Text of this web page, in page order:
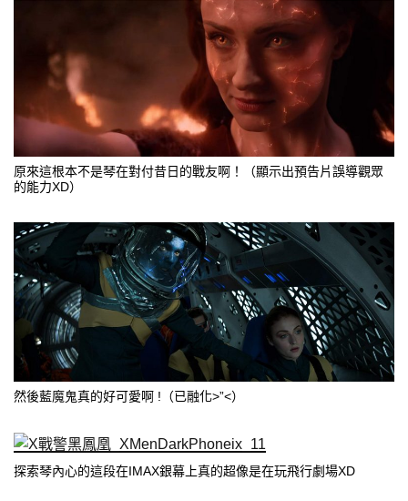
原來這根本不是琴在對付昔日的戰友啊！（顯示出預告片誤導觀眾
的能力XD）
然後藍魔鬼真的好可愛啊 !（已融化>”<）
探索琴內心的這段在IMAX銀幕上真的超像是在玩飛行劇場XD